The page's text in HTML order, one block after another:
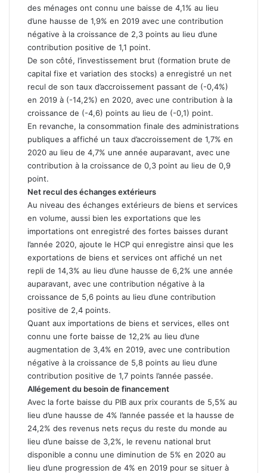
des ménages ont connu une baisse de 4,1% au lieu
d’une hausse de 1,9% en 2019 avec une contribution
négative à la croissance de 2,3 points au lieu d’une
contribution positive de 1,1 point.
De son côté, l’investissement brut (formation brute de
capital fixe et variation des stocks) a enregistré un net
recul de son taux d’accroissement passant de (-0,4%)
en 2019 à (-14,2%) en 2020, avec une contribution à la
croissance de (-4,6) points au lieu de (-0,1) point.
En revanche, la consommation finale des administrations
publiques a affiché un taux d’accroissement de 1,7% en
2020 au lieu de 4,7% une année auparavant, avec une
contribution à la croissance de 0,3 point au lieu de 0,9
point.
Net recul des échanges extérieurs
Au niveau des échanges extérieurs de biens et services
en volume, aussi bien les exportations que les
importations ont enregistré des fortes baisses durant
l’année 2020, ajoute le HCP qui enregistre ainsi que les
exportations de biens et services ont affiché un net
repli de 14,3% au lieu d’une hausse de 6,2% une année
auparavant, avec une contribution négative à la
croissance de 5,6 points au lieu d’une contribution
positive de 2,4 points.
Quant aux importations de biens et services, elles ont
connu une forte baisse de 12,2% au lieu d’une
augmentation de 3,4% en 2019, avec une contribution
négative à la croissance de 5,8 points au lieu d’une
contribution positive de 1,7 points l’année passée.
Allégement du besoin de financement
Avec la forte baisse du PIB aux prix courants de 5,5% au
lieu d’une hausse de 4% l’année passée et la hausse de
24,2% des revenus nets reçus du reste du monde au
lieu d’une baisse de 3,2%, le revenu national brut
disponible a connu une diminution de 5% en 2020 au
lieu d’une progression de 4% en 2019 pour se situer à